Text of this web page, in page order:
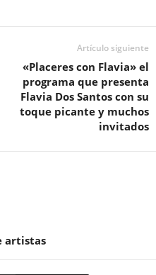
Artículo siguiente
«Placeres con Flavia» el
programa que presenta
Flavia Dos Santos con su
toque picante y muchos
invitados
artistas